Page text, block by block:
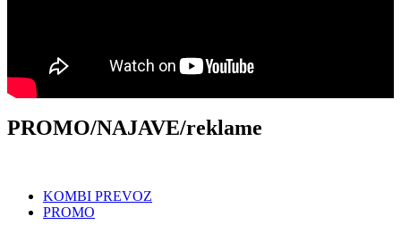
PROMO/NAJAVE/reklame
KOMBI PREVOZ
PROMO